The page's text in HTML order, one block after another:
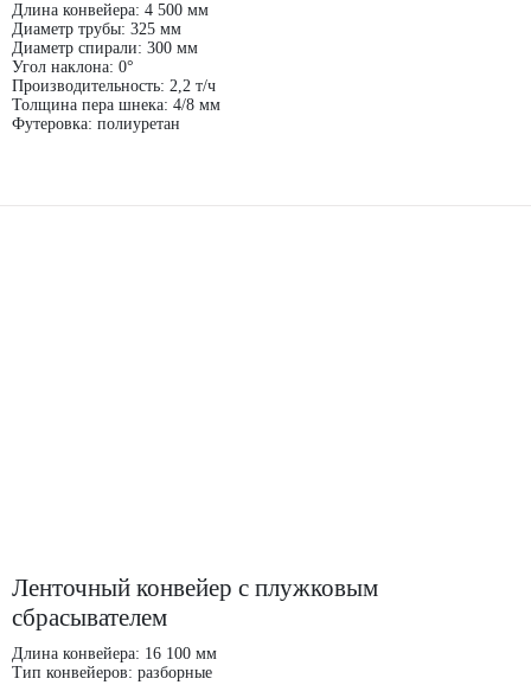
Длина конвейера: 4 500 мм
Диаметр трубы: 325 мм
Диаметр спирали: 300 мм
Угол наклона: 0°
Производительность: 2,2 т/ч
Толщина пера шнека: 4/8 мм
Футеровка: полиуретан
Ленточный конвейер с плужковым
сбрасывателем
Длина конвейера: 16 100 мм
Тип конвейеров: разборные